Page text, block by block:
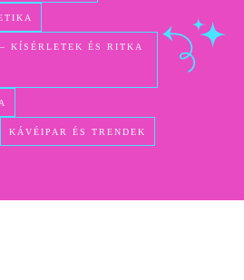
KÍSÉRLETEK ÉS RITKA
KÁVÉIPAR ÉS TRENDEK